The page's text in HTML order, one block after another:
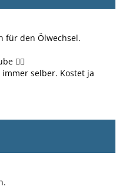
für den Ölwechsel.
👍🏻
selber. Kostet ja